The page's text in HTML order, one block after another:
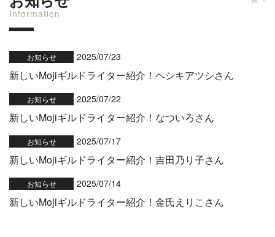
Information
お知らせ 2025/07/23
新しいMojiギルドライター紹介！ヘシキアツシさん
お知らせ 2025/07/22
新しいMojiギルドライター紹介！なついろさん
お知らせ 2025/07/17
新しいMojiギルドライター紹介！吉田乃り子さん
お知らせ 2025/07/14
新しいMojiギルドライター紹介！金氏えりこさん